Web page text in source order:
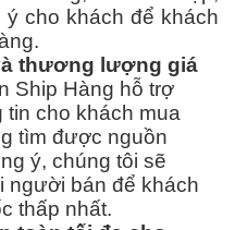
cho khách để khách
thương lượng giá
Ship Hàng hỗ trợ
tin cho khách mua
tìm được nguồn
ý, chúng tôi sẽ
bán để khách
thấp nhất.